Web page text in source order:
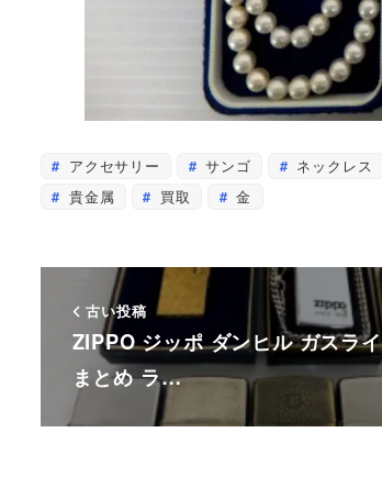
アクセサリー サンゴ ネックレス
貴金属
買取 金
古い投稿
ZIPPO ジッポ ダンヒル ガスラ
まとめ ラ…